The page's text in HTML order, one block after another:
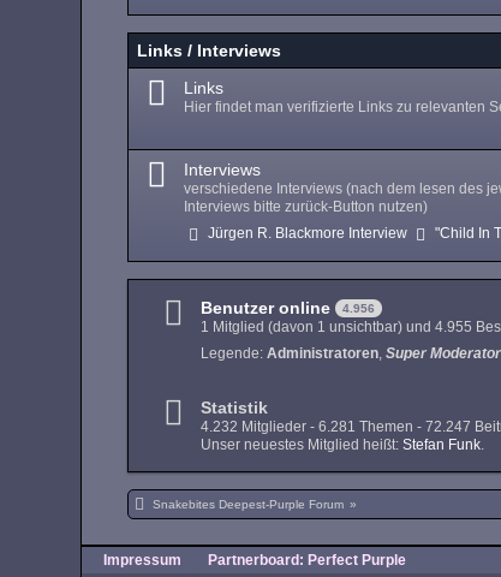
Links / Interviews
Links
Hier findet man verifizierte Links zu relevanten
Interviews
verschiedene Interviews (nach dem lesen des
Interviews bitte zurück-Button nutzen)
Jürgen R. Blackmore Interview "Child In
Benutzer online 4.956
1 Mitglied (davon 1 unsichtbar) und 4.955
Legende: Administratoren Super Moderator
Statistik
4.232 Mitglieder - 6.281 Themen - 72.247
Unser neuestes Mitglied heißt:Stefan Funk.
Snakebites Deepest-Purple Forum »
Impressum Partnerboard: Perfect Purple